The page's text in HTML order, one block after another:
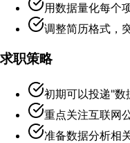
用数据量化每个
调整简历格式，
求职策略
初期可以投递"数
重点关注互联网
准备数据分析相